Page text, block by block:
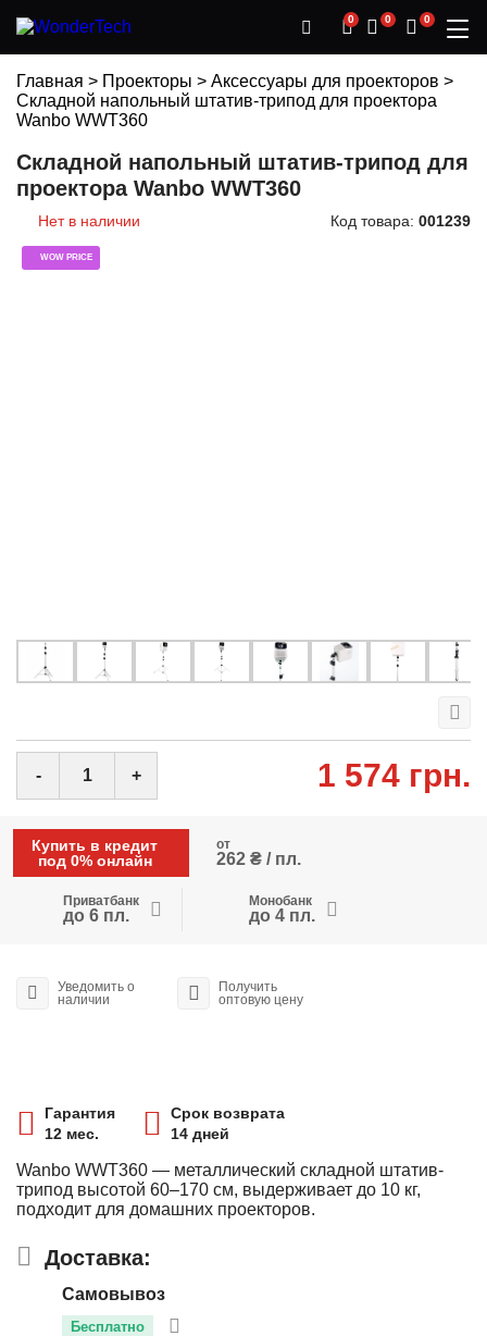
0 0 0
Главная > Проекторы > Аксессуары для проекторов >
Складной напольный штатив-трипод для проектора
Wanbo WWT360
Складной напольный штатив-трипод для
проектора Wanbo WWT360
Нет в наличии Код товара: 001239
WOW PRICE
1 574 грн.
- +
Купить в кредит
под 0% онлайн
от
262 ₴ / пл.
Приватбанк
до 6 пл.
Монобанк
до 4 пл.
Уведомить о
наличии
Получить
оптовую цену
Гарантия
12 мес.
Срок возврата
14 дней
Wanbo WWT360 — металлический складной штатив-
трипод высотой 60–170 см, выдерживает до 10 кг,
подходит для домашних проекторов.
Доставка:
Самовывоз
Бесплатно